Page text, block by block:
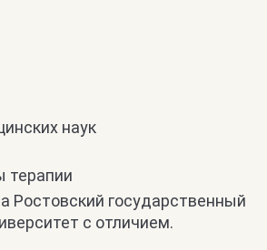
наук
терапии
Ростовский государственный
с отличием.